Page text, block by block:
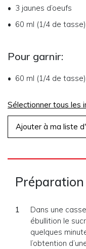
3 jaunes d’oeufs
60 ml (1/4 de tasse)
Pour garnir:
60 ml (1/4 de tasse)
Sélectionner tous les
Ajouter à ma liste
Préparation
Dans une
ébullition le
quelques
l’obtention